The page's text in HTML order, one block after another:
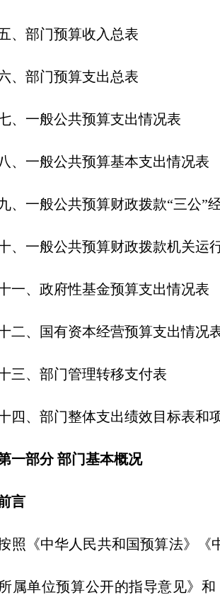
部门预算收入总表
部门预算支出总表
一般公共预算支出情况表
一般公共预算基本支出情况表
一般公共预算财政拨款“三公”
一般公共预算财政拨款机关运
、政府性基金预算支出情况表
、国有资本经营预算支出情况
、部门管理转移支付表
、部门整体支出绩效目标表和
一部分 部门基本概况
言
《中华人民共和国预算法》《中
属单位预算公开的指导意见》